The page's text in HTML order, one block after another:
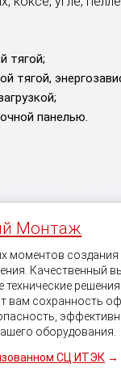
тягой;
тягой,
панелью.
Монтаж
моментов
Качественный
вам сохранность
оборудования.
СЦ ИТЭК →